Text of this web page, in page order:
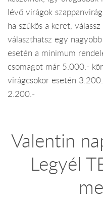
lévő virágok
ha szűkös a keret,
választhatsz egy
esetén a minimum
csomagot már 5.000.-
virágcsokor esetén
2.200.-
Valentin
Legyél